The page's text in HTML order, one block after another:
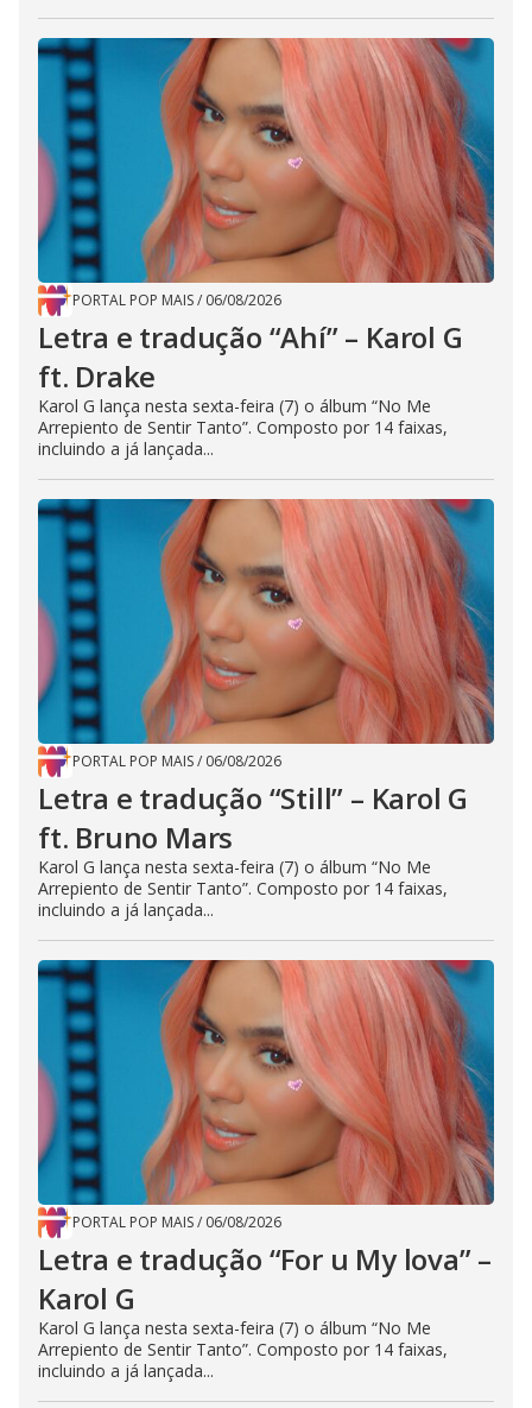
PORTAL POP MAIS/ 06/08/2026
Letra e tradução “Ahí” – Karol G
ft. Drake
Karol G lança nesta sexta-feira (7) o álbum “No Me
Arrepiento de Sentir Tanto”. Composto por 14 faixas,
incluindo a já lançada...
PORTAL POP MAIS/ 06/08/2026
Letra e tradução “Still” – Karol G
ft. Bruno Mars
Karol G lança nesta sexta-feira (7) o álbum “No Me
Arrepiento de Sentir Tanto”. Composto por 14 faixas,
incluindo a já lançada...
PORTAL POP MAIS/ 06/08/2026
Letra e tradução “For u My lova” –
Karol G
Karol G lança nesta sexta-feira (7) o álbum “No Me
Arrepiento de Sentir Tanto”. Composto por 14 faixas,
incluindo a já lançada...